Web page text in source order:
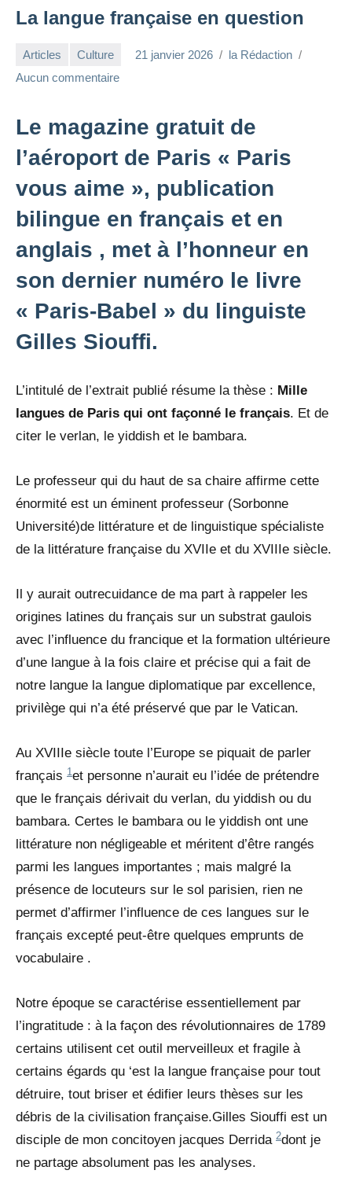
La langue française en question
Articles Culture 21 janvier 2026
la Rédaction
Aucun commentaire
Le magazine gratuit de
l’aéroport de Paris « Paris
vous aime », publication
bilingue en français et en
anglais , met à l’honneur en
son dernier numéro le livre
« Paris-Babel » du linguiste
Gilles Siouffi.
L’intitulé de l’extrait publié résume la thèse : Mille
langues de Paris qui ont façonné le français. Et de
citer le verlan, le yiddish et le bambara.
Le professeur qui du haut de sa chaire affirme cette
énormité est un éminent professeur (Sorbonne
Université)de littérature et de linguistique spécialiste
de la littérature française du XVIIe et du XVIIIe siècle.
Il y aurait outrecuidance de ma part à rappeler les
origines latines du français sur un substrat gaulois
avec l’influence du francique et la formation ultérieure
d’une langue à la fois claire et précise qui a fait de
notre langue la langue diplomatique par excellence,
privilège qui n’a été préservé que par le Vatican.
Au XVIIIe siècle toute l’Europe se piquait de parler
français 1et personne n’aurait eu l’idée de prétendre
que le français dérivait du verlan, du yiddish ou du
bambara. Certes le bambara ou le yiddish ont une
littérature non négligeable et méritent d’être rangés
parmi les langues importantes ; mais malgré la
présence de locuteurs sur le sol parisien, rien ne
permet d’affirmer l’influence de ces langues sur le
français excepté peut-être quelques emprunts de
vocabulaire .
Notre époque se caractérise essentiellement par
l’ingratitude : à la façon des révolutionnaires de 1789
certains utilisent cet outil merveilleux et fragile à
certains égards qu ‘est la langue française pour tout
détruire, tout briser et édifier leurs thèses sur les
débris de la civilisation française.Gilles Siouffi est un
disciple de mon concitoyen jacques Derrida 2dont je
ne partage absolument pas les analyses.